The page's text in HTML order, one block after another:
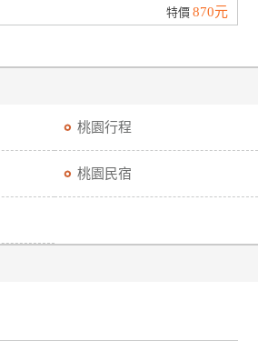
特價 870元
桃園行程
桃園民宿